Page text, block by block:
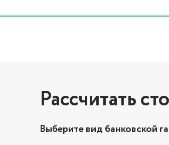
Рассчитать
Выберите вид банковской